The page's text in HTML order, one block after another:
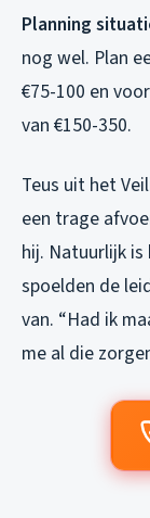
Planning
nog wel. Plan
€75-100 en
van €150-350.
Teus uit het
een trage
hij. Natuurlijk
spoelden de
van. “Had ik
me al die